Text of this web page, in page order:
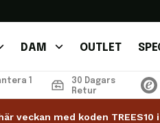
DAM OUTLET
1
30 Dagars
Retur
veckan med koden TREES10